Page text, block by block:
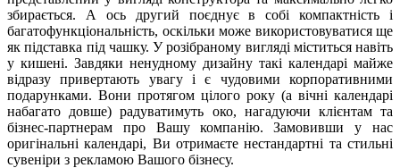
збирається. А ось другий поєднує в собі компактність і
багатофункціональність, оскільки може використовуватися ще
як підставка під чашку. У розібраному вигляді міститься навіть
у кишені. Завдяки ненудному дизайну такі календарі майже
відразу привертають увагу і є чудовими корпоративними
подарунками. Вони протягом цілого року (а вічні календарі
набагато довше) радуватимуть око, нагадуючи клієнтам та
бізнес-партнерам про Вашу компанію. Замовивши у нас
оригінальні календарі, Ви отримаєте нестандартні та стильні
сувеніри з рекламою Вашого бізнесу.